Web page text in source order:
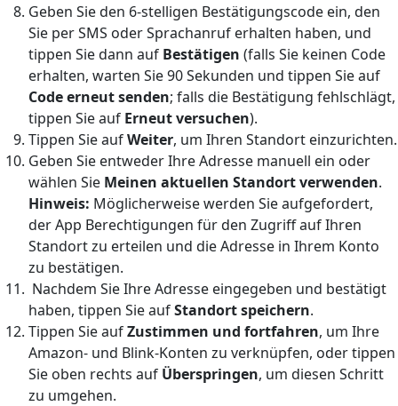
Geben Sie den 6-stelligen Bestätigungscode ein, den
Sie per SMS oder Sprachanruf erhalten haben, und
tippen Sie dann auf Bestätigen (falls Sie keinen Code
erhalten, warten Sie 90 Sekunden und tippen Sie auf
Code erneut senden; falls die Bestätigung fehlschlägt,
tippen Sie auf Erneut versuchen).
Tippen Sie aufWeiter, um Ihren Standort einzurichten.
Geben Sie entweder Ihre Adresse manuell ein oder
wählen Sie Meinen aktuellen Standort verwenden.
Hinweis: Möglicherweise werden Sie aufgefordert,
der App Berechtigungen für den Zugriff auf Ihren
Standort zu erteilen und die Adresse in Ihrem Konto
zu bestätigen.
Nachdem Sie Ihre Adresse eingegeben und bestätigt
haben, tippen Sie aufStandort speichern.
Tippen Sie aufZustimmen und fortfahren, um Ihre
Amazon- und Blink-Konten zu verknüpfen, oder tippen
Sie oben rechts auf Überspringen, um diesen Schritt
zu umgehen.